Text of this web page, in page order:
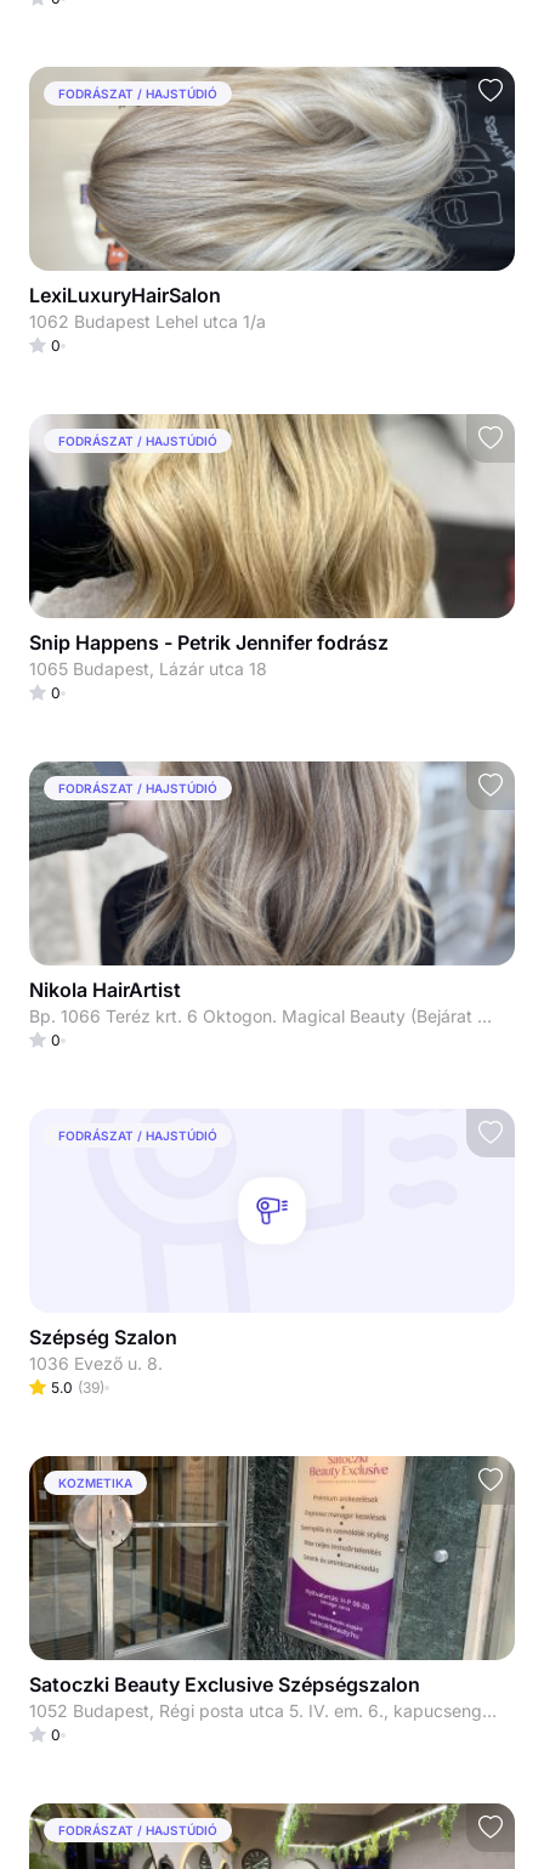
FODRÁSZAT / HAJSTÚDIÓ
LexiLuxuryHairSalon
1062 Budapest Lehel utca 1/a
0
FODRÁSZAT / HAJSTÚDIÓ
Snip Happens - Petrik Jennifer fodrász
1065 Budapest, Lázár utca 18
0
FODRÁSZAT / HAJSTÚDIÓ
Nikola HairArtist
Bp. 1066 Teréz krt. 6 Oktogon. Magical Beauty (Bejárat a ház belső udvarán található szemben)
0
FODRÁSZAT / HAJSTÚDIÓ
Szépség Szalon
1036 Evező u. 8.
5.0 (39)
KOZMETIKA
Satoczki Beauty Exclusive Szépségszalon
1052 Budapest, Régi posta utca 5. IV. em. 6., kapucsengő: 33
0
FODRÁSZAT / HAJSTÚDIÓ